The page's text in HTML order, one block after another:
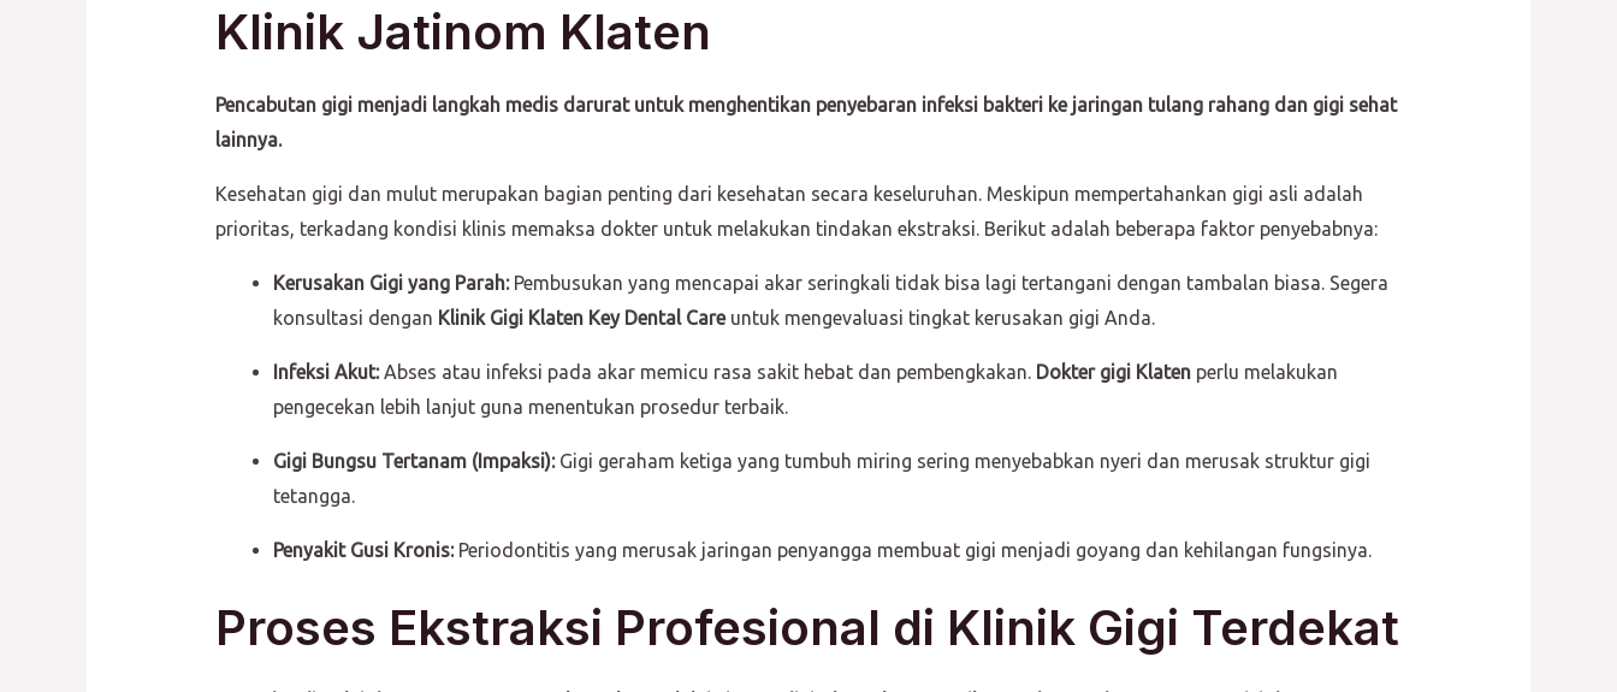
Klinik Jatinom Klaten
Pencabutan gigi menjadi langkah medis darurat untuk menghentikan penyebaran infeksi bakteri ke jaringan tulang rahang dan gigi sehat
lainnya.
Kesehatan gigi dan mulut merupakan bagian penting dari kesehatan secara keseluruhan. Meskipun mempertahankan gigi asli adalah
prioritas, terkadang kondisi klinis memaksa dokter untuk melakukan tindakan ekstraksi. Berikut adalah beberapa faktor penyebabnya:
Kerusakan Gigi yang Parah:Pembusukan yang mencapai akar seringkali tidak bisa lagi tertangani dengan tambalan biasa. Segera
konsultasi dengan Klinik Gigi Klaten Key Dental Careuntuk mengevaluasi tingkat kerusakan gigi Anda.
Infeksi Akut:Abses atau infeksi pada akar memicu rasa sakit hebat dan pembengkakan. Dokter gigi Klatenperlu melakukan
pengecekan lebih lanjut guna menentukan prosedur terbaik.
Gigi Bungsu Tertanam (Impaksi):Gigi geraham ketiga yang tumbuh miring sering menyebabkan nyeri dan merusak struktur gigi
tetangga.
Penyakit Gusi Kronis:Periodontitis yang merusak jaringan penyangga membuat gigi menjadi goyang dan kehilangan fungsinya.
Proses Ekstraksi Profesional di Klinik Gigi Terdekat